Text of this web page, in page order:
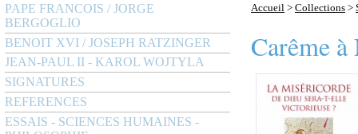
PAPE FRANCOIS / JORGE
BERGOGLIO
BENOIT XVI / JOSEPH RATZINGER
JEAN-PAUL II - KAROL WOJTYLA
SIGNATURES
REFERENCES
ESSAIS - SCIENCES HUMAINES -
Accueil > Collections >
Carême